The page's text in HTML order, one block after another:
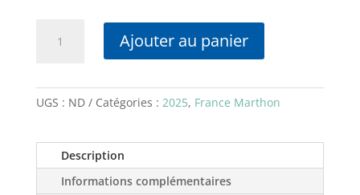
SWEAT
2025
Ajouter au panier
UGS : ND Catégories : 2025, France Marthon
Description
Informations complémentaires